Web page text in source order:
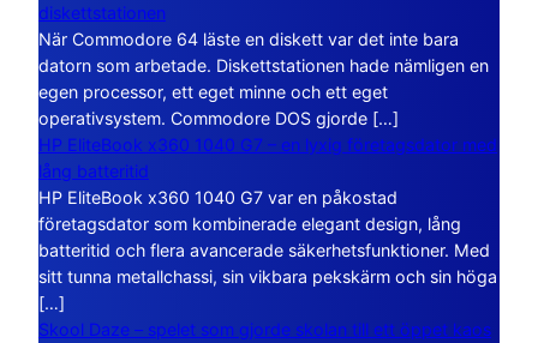
diskettstationen
När Commodore 64 läste en diskett var det inte bara
datorn som arbetade. Diskettstationen hade nämligen en
egen processor, ett eget minne och ett eget
operativsystem. Commodore DOS gjorde […]
HP EliteBook x360 1040 G7 – en lyxig företagsdator med
lång batteritid
HP EliteBook x360 1040 G7 var en påkostad
företagsdator som kombinerade elegant design, lång
batteritid och flera avancerade säkerhetsfunktioner. Med
sitt tunna metallchassi, sin vikbara pekskärm och sin höga
[…]
Skool Daze – spelet som gjorde skolan till ett öppet kaos